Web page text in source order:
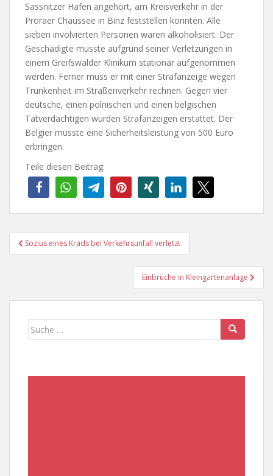
Sassnitzer Hafen angehört, am Kreisverkehr in der
Proraer Chaussee in Binz feststellen konnten. Alle
sieben involvierten Personen waren alkoholisiert. Der
Geschädigte musste aufgrund seiner Verletzungen in
einem Greifswalder Klinikum stationär aufgenommen
werden. Ferner muss er mit einer Strafanzeige wegen
Trunkenheit im Straßenverkehr rechnen. Gegen vier
deutsche, einen polnischen und einen belgischen
Tatverdächtigen wurden Strafanzeigen erstattet. Der
Belgier musste eine Sicherheitsleistung von 500 Euro
erbringen.
Teile diesen Beitrag:
Beitragsnavigation
Sozius eines Krads bei Verkehrsunfall verletzt
Einbrüche in Kleingartenanlage
Suche